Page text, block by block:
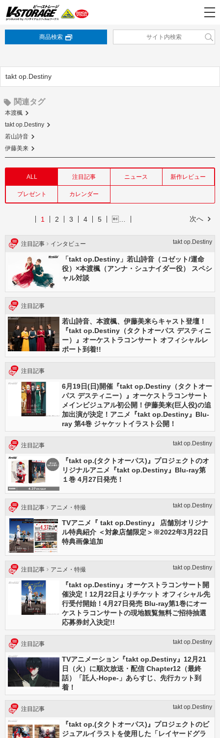
商品検索
takt op.Destiny
関連タグ
本渡楓
takt op.Destiny
若山詩音
伊藤美来
ALL 注目記事 ニュース 新作レビュー
プレゼント カレンダー
次へ
1 2 3 4 5 …
注目記事 インタビュー takt op.Destiny
「takt op.Destiny」若山詩音（コゼット/運命
役）×本渡楓（アンナ・シュナイダー役） スペシ
ャル対談
注目記事
若山詩音、本渡楓、伊藤美来らキャスト登壇！
『takt op.Destiny（タクトオーパス デスティニ
ー）』オーケストラコンサート オフィシャルレ
ポート到着!!
注目記事
6月19日(日)開催『takt op.Destiny（タクトオー
パス デスティニー）』オーケストラコンサート
メインビジュアル初公開！伊藤美来(巨人役)の追
加出演が決定！アニメ『takt op.Destiny』Blu-
ray 第4巻 ジャケットイラスト公開！
注目記事 takt op.Destiny
『takt op.(タクトオーパス)』プロジェクトのオ
リジナルアニメ『takt op.Destiny』Blu-ray第
１巻 4月27日発売！
注目記事 アニメ・特撮 takt op.Destiny
TVアニメ『 takt op.Destiny』 店舗別オリジナ
ル特典紹介 ＜対象店舗限定＞※2022年3月22日
特典画像追加
注目記事 アニメ・特撮 takt op.Destiny
『takt op.Destiny』オーケストラコンサート開
催決定！12月22日よりチケット オフィシャル先
行受付開始！4月27日発売 Blu-ray第1巻にオー
ケストラコンサートの現地観覧無料ご招待抽選
応募券封入決定!!
注目記事 takt op.Destiny
TVアニメーション『takt op.Destiny』12月21
日（火）に順次放送・配信 Chapter12（最終
話）「託人-Hope-」あらすじ、先行カット到
着！
注目記事 takt op.Destiny
『takt op.(タクトオーパス)』プロジェクトのビ
ジュアルイラストを使用した「レイヤードグラ